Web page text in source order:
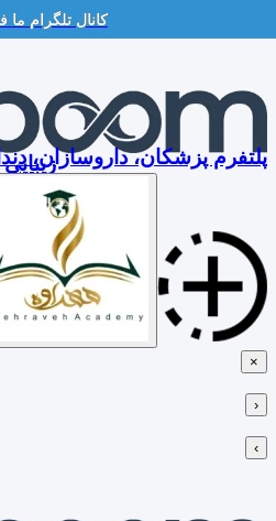
کانال تلگرام ما
Skip
content
پلتفرم پزشکان، داروسازان،زیبایی
×
‹
›